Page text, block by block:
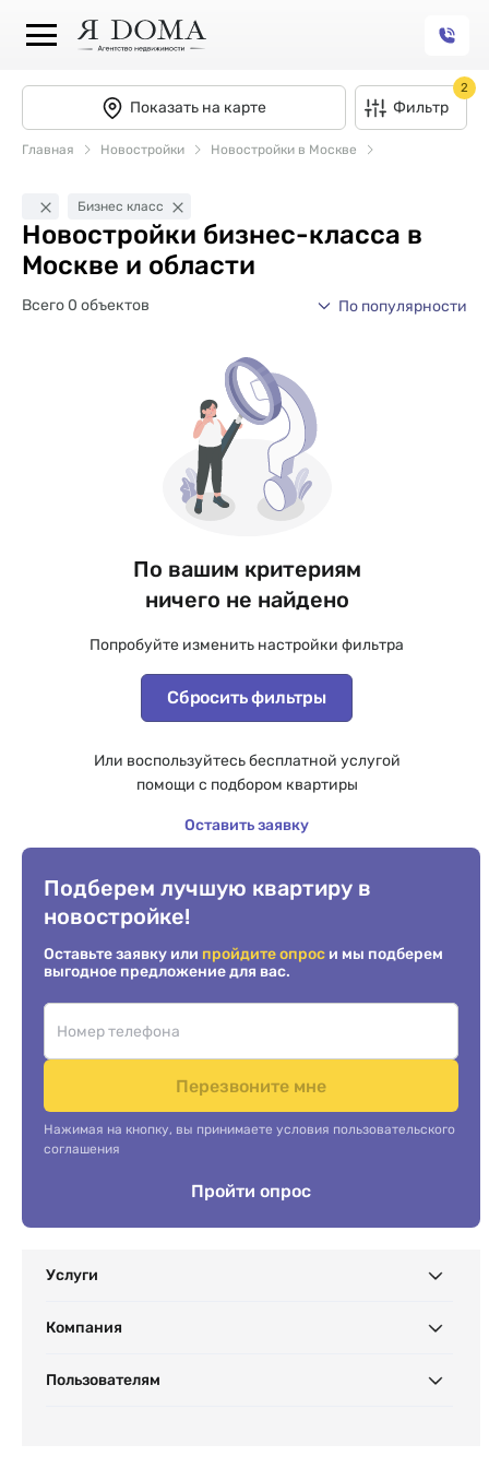
Показать на карте Фильтр
2
Главная Новостройки Новостройки в Москве
Бизнес класс
Новостройки бизнес-класса в
Москве и области
Всего 0 объектов По популярности
По вашим критериям
ничего не найдено
Попробуйте изменить настройки фильтра
Сбросить фильтры
Или воспользуйтесь бесплатной услугой
помощи с подбором квартиры
Оставить заявку
Подберем лучшую квартиру в
новостройке!
Оставьте заявку или пройдите опрос и мы подберем
выгодное предложение для вас.
Перезвоните мне
Нажимая на кнопку, вы принимаете условия пользовательского
соглашения
Пройти опрос
Услуги
Компания
Пользователям